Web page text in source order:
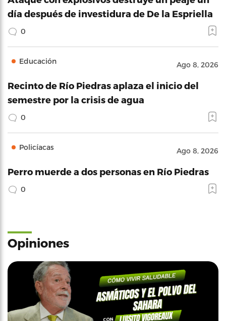
día después de investidura de De la Espriella
0
Educación Ago 8, 2026
Recinto de Río Piedras aplaza el inicio del
semestre por la crisis de agua
0
Policíacas Ago 8, 2026
Perro muerde a dos personas en Río Piedras
0
Opiniones